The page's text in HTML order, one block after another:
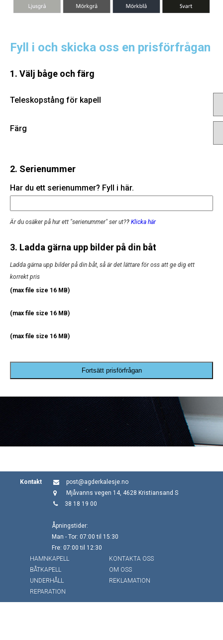
Fyll i och skicka oss en prisförfrågan
1. Välj båge och färg
Teleskopstång för kapell
Färg
2. Serienummer
Har du ett serienummer? Fyll i här.
Är du osäker på hur ett "serienummer" ser ut?? Klicka här
3. Ladda gärna upp bilder på din båt
Ladda gärna upp bilder på din båt, så är det lättare för oss att ge dig ett
korrekt pris
(max file size 16 MB)
(max file size 16 MB)
(max file size 16 MB)
Fortsätt prisförfrågan
Kontakt
post@agderkalesje.no
Mjåvanns vegen 14, 4628 Kristiansand S
38 18 19 00
Åpningstider:
Man - Tor: 07:00 til 15:30
Fre: 07:00 til 12:30
HAMNKAPELL
BÅTKAPELL
UNDERHÅLL
REPARATION
KONTAKTA OSS
OM OSS
REKLAMATION